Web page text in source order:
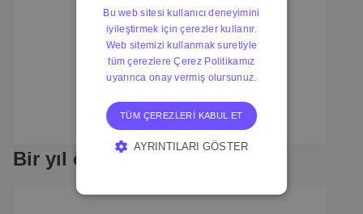
Bir yıl önce
Bu web sitesi kullanıcı deneyimini
iyileştirmek için çerezler kullanır.
Web sitemizi kullanmak suretiyle
tüm çerezlere Çerez Politikamız
uyarınca onay vermiş olursunuz.
TÜM ÇEREZLERI KABUL ET
AYRINTILARI GÖSTER